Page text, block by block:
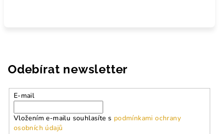
Odebírat newsletter
E-mail
Vložením e-mailu souhlasíte s podmínkami ochrany
osobních údajů